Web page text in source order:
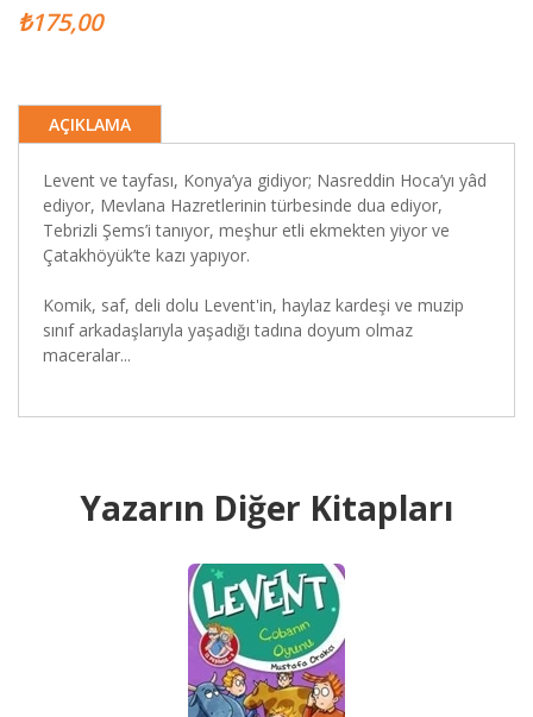
₺175,00
AÇIKLAMA
Levent ve tayfası, Konya’ya gidiyor; Nasreddin Hoca’yı yâd
ediyor, Mevlana Hazretlerinin türbesinde dua ediyor,
Tebrizli Şems’i tanıyor, meşhur etli ekmekten yiyor ve
Çatakhöyük’te kazı yapıyor.
Komik, saf, deli dolu Levent'in, haylaz kardeşi ve muzip
sınıf arkadaşlarıyla yaşadığı tadına doyum olmaz
maceralar...
Yazarın Diğer Kitapları